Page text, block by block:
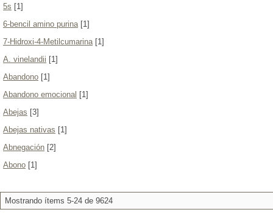
5s [1]
6-bencil amino purina[1]
7-Hidroxi-4-Metilcumarina[1]
A. vinelandii [1]
Abandono [1]
Abandono emocional [1]
Abejas [3]
Abejas nativas [1]
Abnegación [2]
Abono [1]
Mostrando ítems 5-24 de 9624